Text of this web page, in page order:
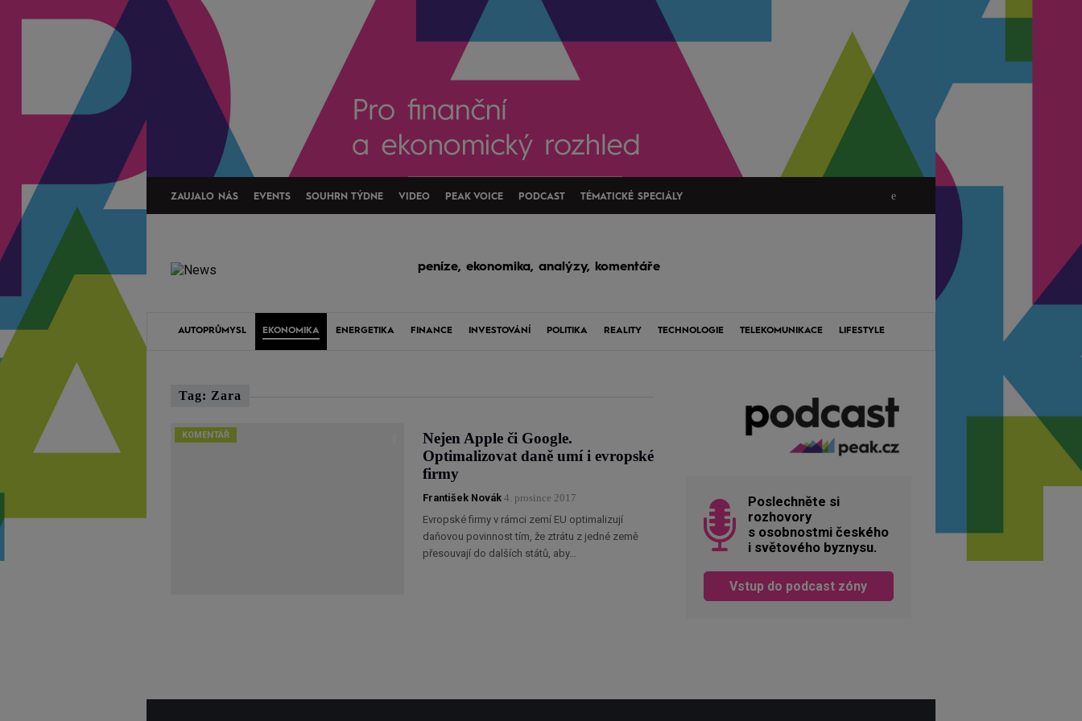
ZAUJALO NÁS EVENTS SOUHRN TÝDNE VIDEO PEAK VOICE PODCAST TÉMATICKÉ SPECIÁLY
peníze, ekonomika, analýzy, komentáře
AUTOPRŮMYSL EKONOMIKA ENERGETIKA FINANCE INVESTOVÁNÍ POLITIKA REALITY TECHNOLOGIE TELEKOMUNIKACE LIFESTYLE
Tag: Zara
KOMENTÁŘ
Nejen Apple či Google.
Optimalizovat daně umí i evropské
firmy
František Novák 4. prosince 2017
Evropské firmy v rámci zemí EU optimalizují
daňovou povinnost tím, že ztrátu z jedné země
přesouvají do dalších států, aby…
Poslechněte si
rozhovory
s osobnostmi českého
i světového byznysu.
Vstup do podcast zóny